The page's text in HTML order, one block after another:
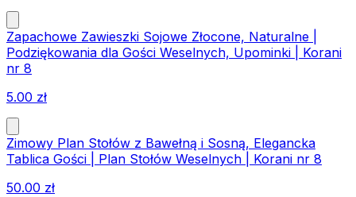
Zapachowe Zawieszki Sojowe Złocone, Naturalne |
Podziękowania dla Gości Weselnych, Upominki | Korani
nr 8
5.00 zł
Zimowy Plan Stołów z Bawełną i Sosną, Elegancka
Tablica Gości | Plan Stołów Weselnych | Korani nr 8
50.00 zł